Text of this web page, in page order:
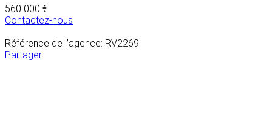
560 000 €
Contactez-nous
Référence de l’agence: RV2269
Partager